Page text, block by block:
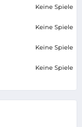
Keine Spiele
Keine Spiele
Keine Spiele
Keine Spiele